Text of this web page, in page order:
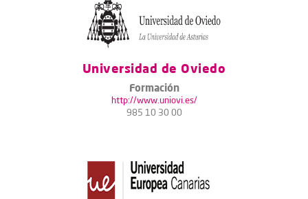
Universidad de Oviedo
Formación
http://www.uniovi.es/
985 10 30 00